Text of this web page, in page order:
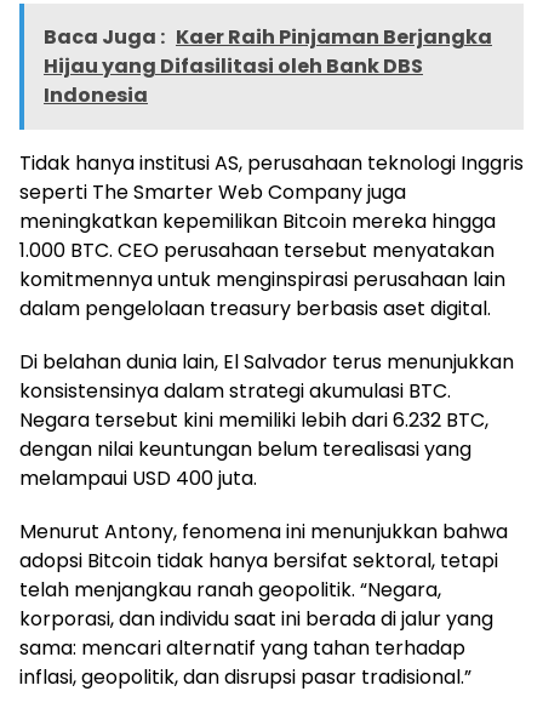
Baca Juga : Kaer Raih Pinjaman Berjangka
Hijau yang Difasilitasi oleh Bank DBS
Indonesia
Tidak hanya institusi AS, perusahaan teknologi Inggris
seperti The Smarter Web Company juga
meningkatkan kepemilikan Bitcoin mereka hingga
1.000 BTC. CEO perusahaan tersebut menyatakan
komitmennya untuk menginspirasi perusahaan lain
dalam pengelolaan treasury berbasis aset digital.
Di belahan dunia lain, El Salvador terus menunjukkan
konsistensinya dalam strategi akumulasi BTC.
Negara tersebut kini memiliki lebih dari 6.232 BTC,
dengan nilai keuntungan belum terealisasi yang
melampaui USD 400 juta.
Menurut Antony, fenomena ini menunjukkan bahwa
adopsi Bitcoin tidak hanya bersifat sektoral, tetapi
telah menjangkau ranah geopolitik. “Negara,
korporasi, dan individu saat ini berada di jalur yang
sama: mencari alternatif yang tahan terhadap
inflasi, geopolitik, dan disrupsi pasar tradisional.”